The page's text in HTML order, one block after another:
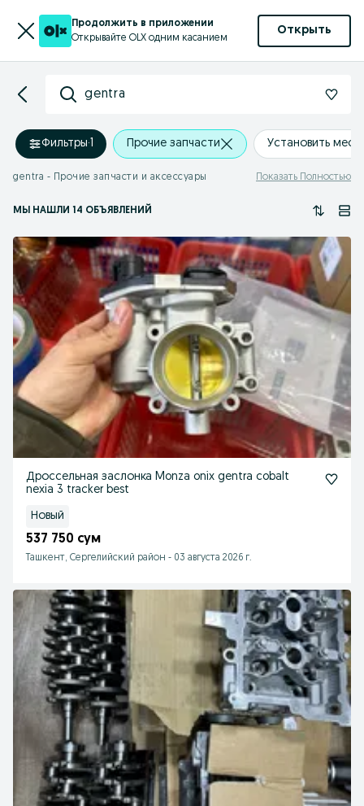
Продолжить в приложении
Открывайте OLX одним касанием
Открыть
gentra
Фильтры·1 Прочие запчасти Установить
gentra - Прочие запчасти и аксессуары Показать Полностью
МЫ НАШЛИ 14 ОБЪЯВЛЕНИЙ
Дроссельная заслонка Monza onix gentra cobalt
nexia 3 tracker best
Новый
537 750 сум
Ташкент, Сергелийский район - 03 августа 2026 г.